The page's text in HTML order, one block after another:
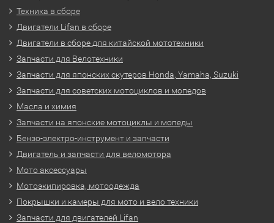
Техника в сборе
Двигатели Lifan в сборе
Двигатели в сборе для китайской мототехники
Запчасти для Велотехники
Запчасти для японских скутеров Honda, Yamaha, Suzuki
Запчасти для советских мотоциклов и мопедов
Масла и химия
Запчасти на японские мотоциклы и мопеды
Бензо-электро-инструмент и запчасти
Двигатель и запчасти для веломотора
Мото аксессуары
Мотоэкипировка, мотоодежда
Покрышки и камеры для мото и вело техники
Запчасти для двигателей Lifan